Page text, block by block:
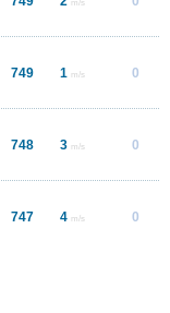
749 1 m/s 0
748 3 m/s 0
747 4 m/s 0